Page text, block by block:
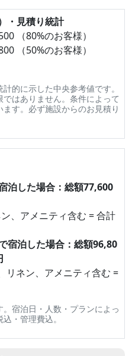
・見積り統計
（80%のお客様）
（50%のお客様）
的に示した中央参考値です。
はありません。条件によって
す。必ず施設からのお見積り
泊した場合：総額77,600
、アメニティ含む = 合計
宿泊した場合：総額96,80
リネン、アメニティ含む =
宿泊日・人数・プランによっ
・管理費込。